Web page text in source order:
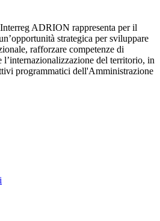
ADRION rappresenta per il
strategica per sviluppare
rafforzare competenze di
l’internazionalizzazione del territorio, in
programmatici dell'Amministrazione